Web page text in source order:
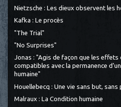
Nietzsche : Les dieux observent les
Kafka : Le procès
"The Trial"
"No Surprises"
Jonas : "Agis de façon que les
compatibles avec la permanence
humaine"
Houellebecq : Une vie sans but, sans
Malraux : La Condition humaine